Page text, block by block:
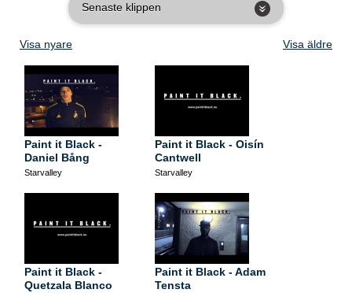
Senaste klippen
Visa äldre
Visa nyare
Paint it Black -
Daniel Bång
Starvalley
Paint it Black - Oisín
Cantwell
Starvalley
Paint it Black -
Quetzala Blanco
Paint it Black - Adam
Tensta